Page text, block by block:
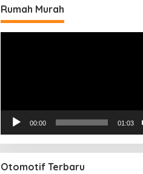
Rumah Murah
00:00 01:03
Otomotif Terbaru